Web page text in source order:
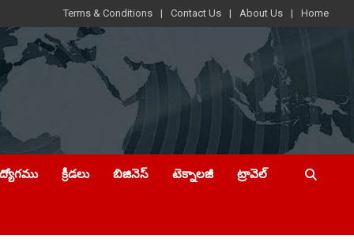
Terms & Conditions Contact Us About Us Home
క్రీడలు బిజినెస్ టెక్నాలజీ ట్రావెల్